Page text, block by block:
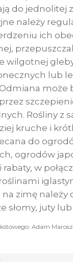
do jednolitej
należy
ich
wilgotnej gleby
lub
może
Rośliny z
kruche i
do
ogrodów
w
zimę należy
słomy, juty
Adam